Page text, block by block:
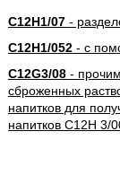
C12H1/07-
C12H1/052- с
C12G3/08-
сброженных
напитков для
напитков C12H 3/